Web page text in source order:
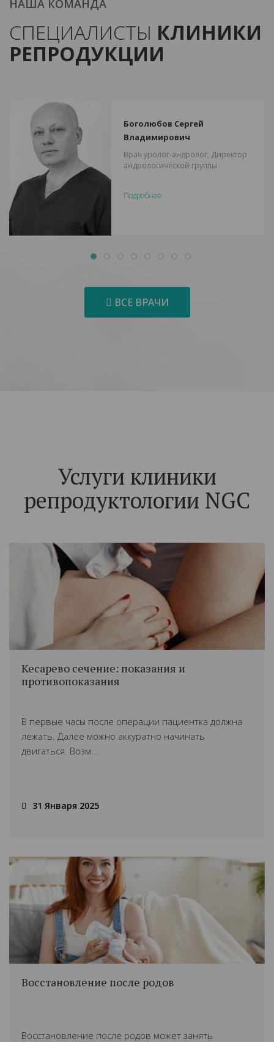
НАША КОМАНДА
СПЕЦИАЛИСТЫ КЛИНИКИ
РЕПРОДУКЦИИ
Боголюбов Сергей
Владимирович
Врач уролог-андролог, Директор
андрологической группы
Подробнее
ВСЕ ВРАЧИ
Услуги клиники
репродуктологии NGC
Кесарево сечение: показания и
противопоказания
В первые часы после операции пациентка должна
лежать. Далее можно аккуратно начинать
двигаться. Возм...
31 Января 2025
Восстановление после родов
Восстановление после родов может занять